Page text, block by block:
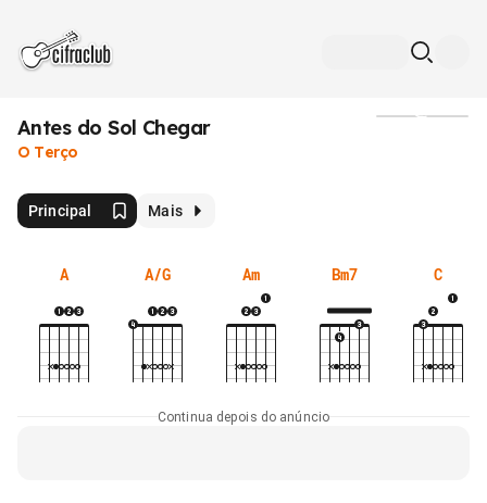
Antes do Sol Chegar
O Terço
Principal Mais
A A/G Am Bm7 C
Continua depois do anúncio